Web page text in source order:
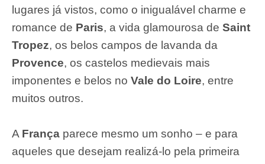
lugares já vistos, como o inigualável charme e
romance de Paris, a vida glamourosa de Saint
Tropez, os belos campos de lavanda da
Provence, os castelos medievais mais
imponentes e belos no Vale do Loire, entre
muitos outros.
A França parece mesmo um sonho – e para
aqueles que desejam realizá-lo pela primeira